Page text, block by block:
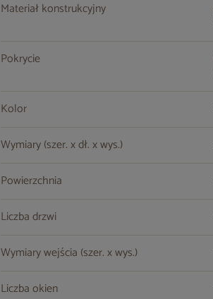
Materiał konstrukcyjny
Pokrycie
Kolor
Wymiary (szer. x dł. x wys.)
Powierzchnia
Liczba drzwi
Wymiary wejścia (szer. x wys.)
Liczba okien